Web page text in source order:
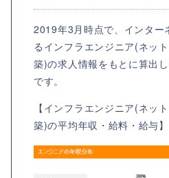
2019年3月時点で、インター
るインフラエンジニア(ネッ
築)の求人情報をもとに算出
です。
【インフラエンジニア(ネッ
築)の平均年収・給料・給与】